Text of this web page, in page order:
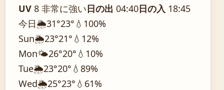
UV 8 非常に強い日の出 04:40日の入 18:45
今日🌦️31°23° 💧100%
Sun🌦️23°21° 💧12%
Mon🌤️26°20° 💧10%
Tue🌦️23°20° 💧89%
Wed🌦️25°23° 💧61%